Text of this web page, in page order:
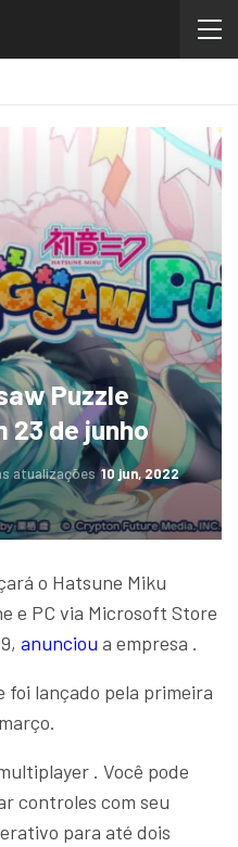
Puzzle
23 de junho
atualizações10 jun, 2022
o Hatsune Miku
e PC via Microsoft Store
anunciou a empresa .
foi lançado pela primeira
. Você pode
controles com seu
para até dois